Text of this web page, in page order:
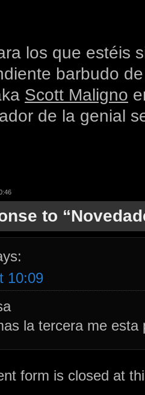
los que estéis
barbudo
Scott Maligno
de la genial
to
10:09
la tercera me
form is closed at